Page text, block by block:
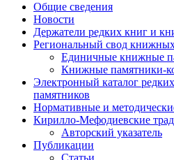
Общие сведения
Новости
Держатели редких книг и
Региональный свод
Единичные книжные
Книжные памятники-
Электронный каталог
памятников
Нормативные и
Кирилло-Мефодиевские
Авторский указатель
Публикации